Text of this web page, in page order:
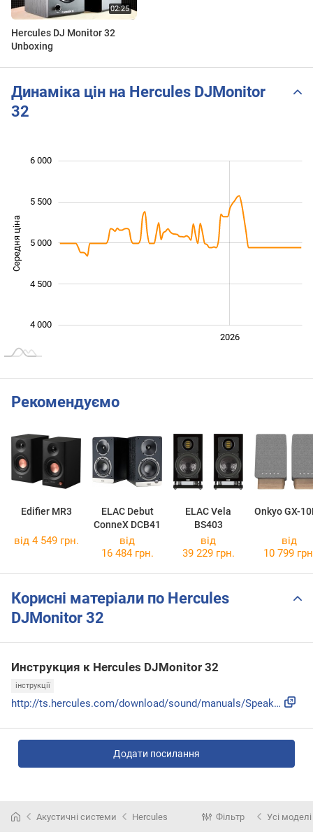
Hercules DJ Monitor 32
Unboxing
Динаміка цін на Hercules DJMonitor
32
Середня ціна 4 400
4 000
5 000
6 000
5 500
4 500
2026
Рекомендуємо
Edifier MR3
ELAC Debut
ConneX DCB41
ELAC Vela
BS403
Onkyo GX-
від 4 549 грн.
від
16 484 грн.
від
39 229 грн.
від
10 799
Корисні матеріали по Hercules
DJMonitor 32
Инструкция к Hercules DJMonitor 32
інструкції
http://ts.hercules.com/download/sound/manuals/Speakers/DJMo...
Додати посилання
Акустичні системи Hercules Фільтр Усі моделі